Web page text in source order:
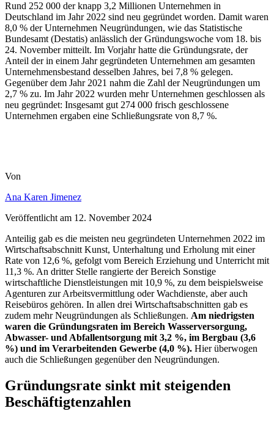
Rund 252 000 der knapp 3,2 Millionen Unternehmen in
Deutschland im Jahr 2022 sind neu gegründet worden. Damit waren
8,0 % der Unternehmen Neugründungen, wie das Statistische
Bundesamt (Destatis) anlässlich der Gründungswoche vom 18. bis
24. November mitteilt. Im Vorjahr hatte die Gründungsrate, der
Anteil der in einem Jahr gegründeten Unternehmen am gesamten
Unternehmensbestand desselben Jahres, bei 7,8 % gelegen.
Gegenüber dem Jahr 2021 nahm die Zahl der Neugründungen um
2,7 % zu. Im Jahr 2022 wurden mehr Unternehmen geschlossen als
neu gegründet: Insgesamt gut 274 000 frisch geschlossene
Unternehmen ergaben eine Schließungsrate von 8,7 %.
Von
Ana Karen Jimenez
Veröffentlicht am 12. November 2024
Anteilig gab es die meisten neu gegründeten Unternehmen 2022 im
Wirtschaftsabschnitt Kunst, Unterhaltung und Erholung mit einer
Rate von 12,6 %, gefolgt vom Bereich Erziehung und Unterricht mit
11,3 %. An dritter Stelle rangierte der Bereich Sonstige
wirtschaftliche Dienstleistungen mit 10,9 %, zu dem beispielsweise
Agenturen zur Arbeitsvermittlung oder Wachdienste, aber auch
Reisebüros gehören. In allen drei Wirtschaftsabschnitten gab es
zudem mehr Neugründungen als Schließungen. Am niedrigsten
waren die Gründungsraten im Bereich Wasserversorgung,
Abwasser- und Abfallentsorgung mit 3,2 %, im Bergbau (3,6
%) und im Verarbeitenden Gewerbe (4,0 %). Hier überwogen
auch die Schließungen gegenüber den Neugründungen.
Gründungsrate sinkt mit steigenden
Beschäftigtenzahlen